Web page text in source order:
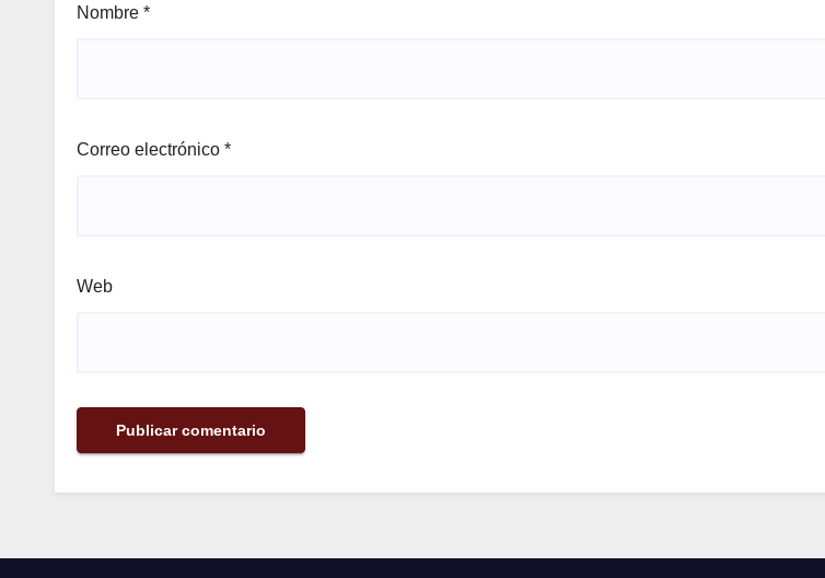
Nombre *
Correo electrónico *
Web